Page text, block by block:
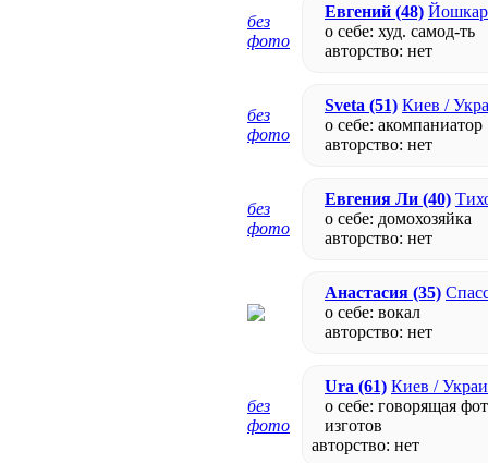
без
фото
Евгений (48)
о себе: худ. самод-ть
авторство: нет
без
фото
Sveta (51) Киев /
о себе: акомпаниатор
авторство: нет
без
фото
Евгения Ли (40)
о себе: домохозяйка
авторство: нет
Анастасия (35)
о себе: вокал
авторство: нет
без
фото
Ura (61) Киев /
о себе: говорящая
изготов
авторство: нет